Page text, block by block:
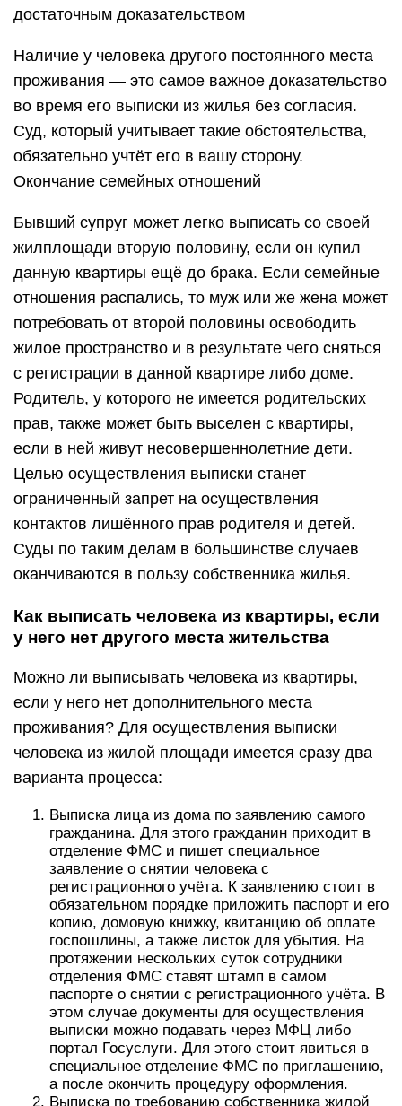
достаточным доказательством
Наличие у человека другого постоянного места
проживания — это самое важное доказательство
во время его выписки из жилья без согласия.
Суд, который учитывает такие обстоятельства,
обязательно учтёт его в вашу сторону.
Окончание семейных отношений
Бывший супруг может легко выписать со своей
жилплощади вторую половину, если он купил
данную квартиры ещё до брака. Если семейные
отношения распались, то муж или же жена может
потребовать от второй половины освободить
жилое пространство и в результате чего сняться
с регистрации в данной квартире либо доме.
Родитель, у которого не имеется родительских
прав, также может быть выселен с квартиры,
если в ней живут несовершеннолетние дети.
Целью осуществления выписки станет
ограниченный запрет на осуществления
контактов лишённого прав родителя и детей.
Суды по таким делам в большинстве случаев
оканчиваются в пользу собственника жилья.
Как выписать человека из квартиры, если
у него нет другого места жительства
Можно ли выписывать человека из квартиры,
если у него нет дополнительного места
проживания? Для осуществления выписки
человека из жилой площади имеется сразу два
варианта процесса:
Выписка лица из дома по заявлению самого
гражданина. Для этого гражданин приходит в
отделение ФМС и пишет специальное
заявление о снятии человека с
регистрационного учёта. К заявлению стоит в
обязательном порядке приложить паспорт и его
копию, домовую книжку, квитанцию об оплате
госпошлины, а также листок для убытия. На
протяжении нескольких суток сотрудники
отделения ФМС ставят штамп в самом
паспорте о снятии с регистрационного учёта. В
этом случае документы для осуществления
выписки можно подавать через МФЦ либо
портал Госуслуги. Для этого стоит явиться в
специальное отделение ФМС по приглашению,
а после окончить процедуру оформления.
Выписка по требованию собственника жилой